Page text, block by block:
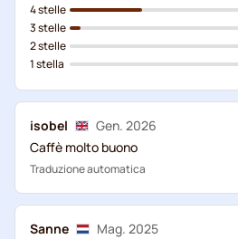
4 stelle
3 stelle
2 stelle
1 stella
isobel
Gen. 2026
Caffè molto buono
Traduzione automatica
Sanne
Mag. 2025